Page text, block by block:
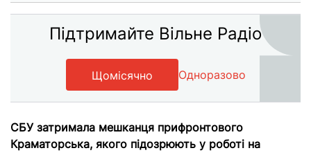
Підтримайте Вільне Радіо
Щомісячно Одноразово
СБУ затримала мешканця прифронтового
Краматорська, якого підозрюють у роботі на